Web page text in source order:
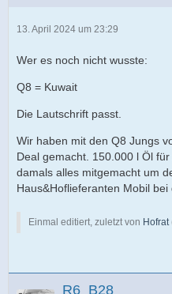
13. April 2024 um 23:29
Wer es noch nicht wusste:
Q8 = Kuwait
Die Lautschrift passt.
Wir haben mit den Q8 Jungs
Deal gemacht. 150.000 l Öl
damals alles mitgemacht um
Haus&Hoflieferanten Mobil bei
Einmal editiert, zuletzt von Hofrat
R6_B28